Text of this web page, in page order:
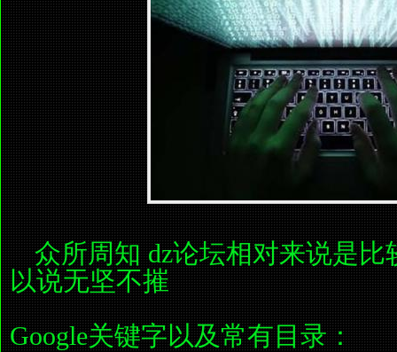
众所周知 dz论坛相对来说是
以说无坚不摧
Google关键字以及常有目录：